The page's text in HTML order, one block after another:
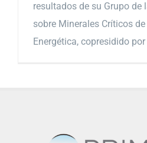
resultados de su Grupo de
sobre Minerales Críticos
Energética, copresidido por